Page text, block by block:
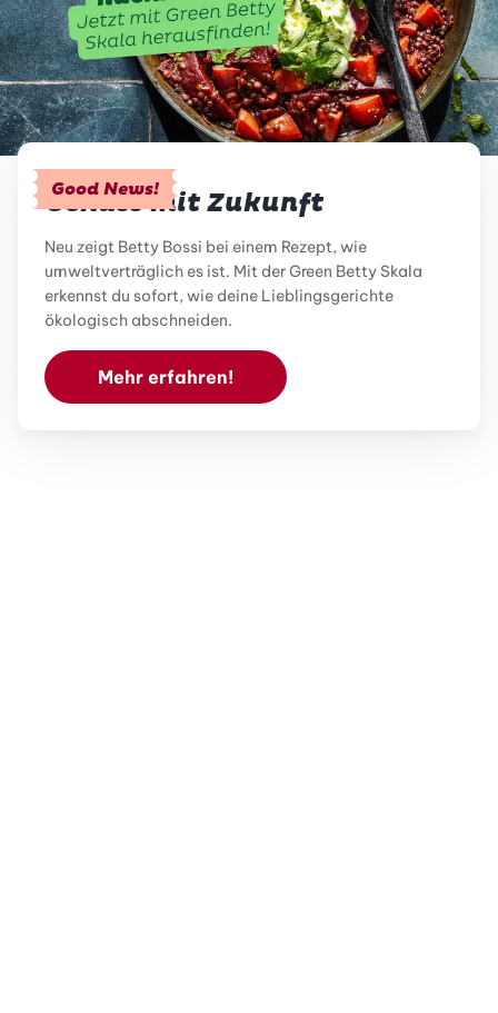
Good News!
Genuss mit Zukunft
Neu zeigt Betty Bossi bei einem Rezept, wie
umweltverträglich es ist. Mit der Green Betty Skala
erkennst du sofort, wie deine Lieblingsgerichte
ökologisch abschneiden.
Mehr erfahren!